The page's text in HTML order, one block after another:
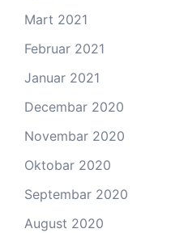
Mart 2021
Februar 2021
Januar 2021
Decembar 2020
Novembar 2020
Oktobar 2020
Septembar 2020
August 2020